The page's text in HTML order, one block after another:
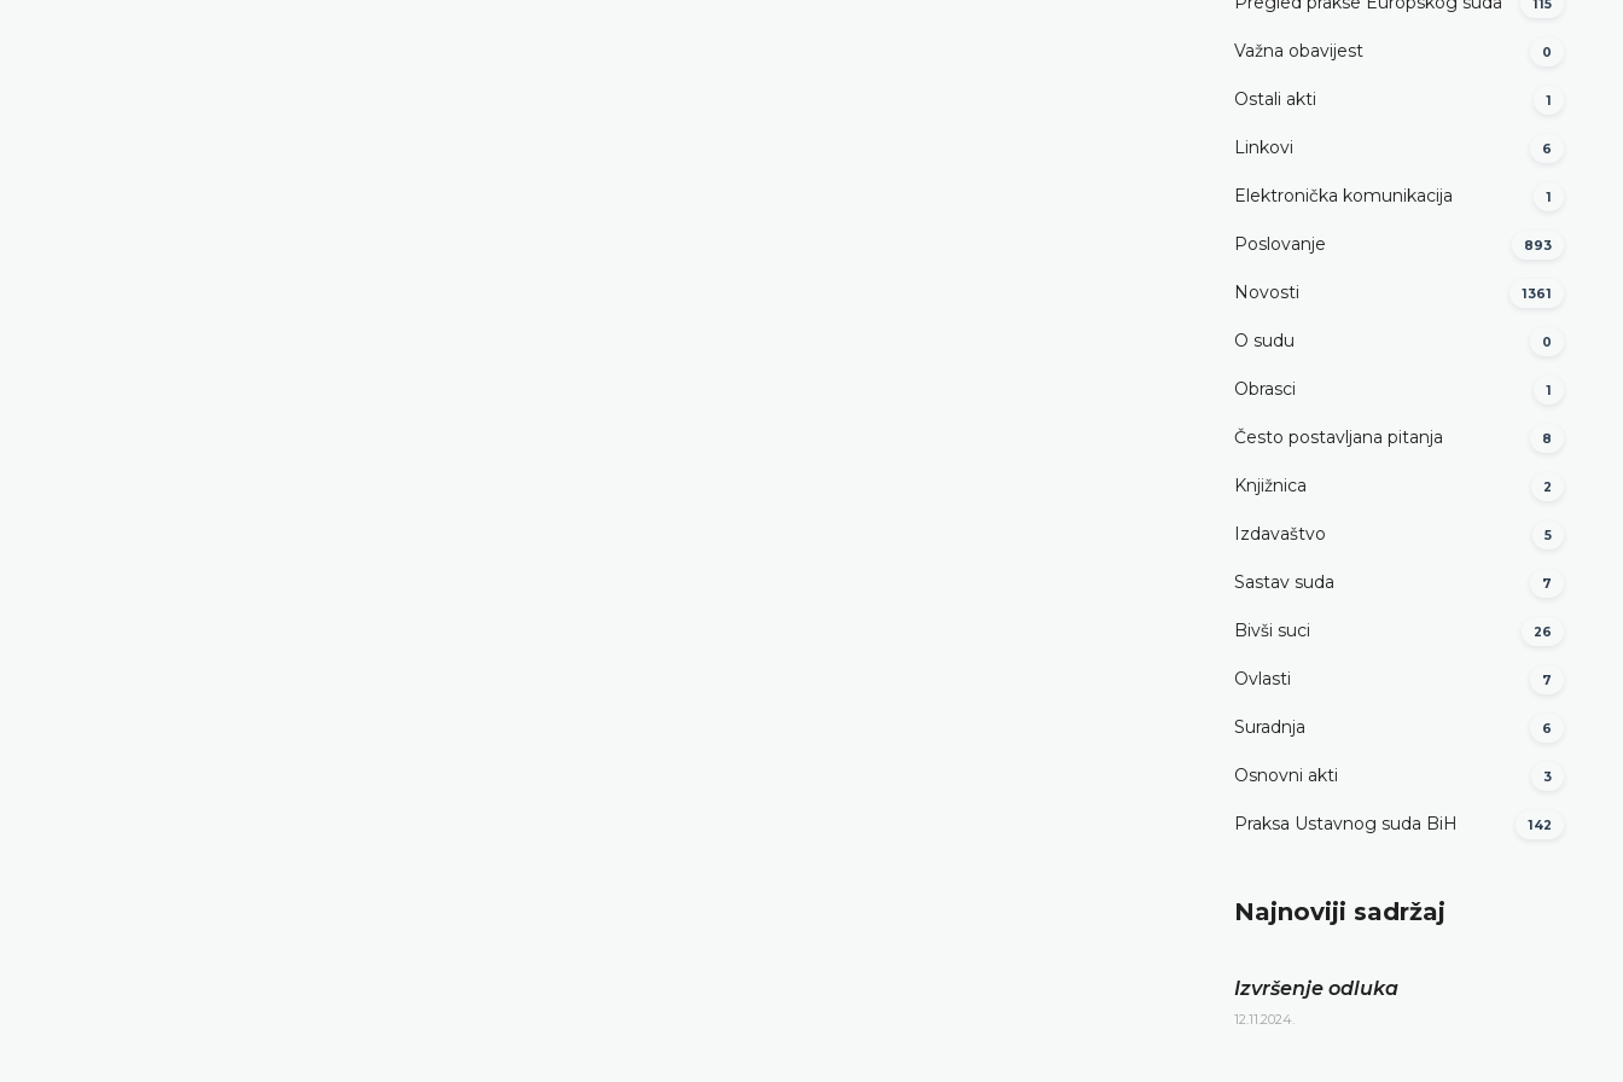
115
Važna obavijest 0
Ostali akti 1
Linkovi 6
Elektronička komunikacija 1
Poslovanje 893
Novosti 1361
O sudu 0
Obrasci 1
Često postavljana pitanja 8
Knjižnica 2
Izdavaštvo 5
Sastav suda 7
Bivši suci 26
Ovlasti 7
Suradnja 6
Osnovni akti 3
Praksa Ustavnog suda BiH 142
Najnoviji sadržaj
Izvršenje odluka
12.11.2024.